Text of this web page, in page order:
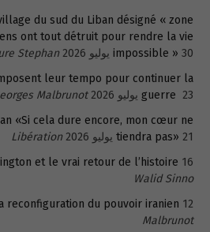
du sud du Liban désigné « zone
ont tout détruit pour rendre la vie
impossible » 30 يوليو 2026
Stephan
leur tempo pour continuer la
guerre 23 يوليو 2026
Malbrunot
«Si cela dure encore, mon cœur ne
tiendra pas» 21 يوليو 2026
Libération
et le vrai retour de l’histoire 16 يوليو 2026
Walid Sinno
reconfiguration du pouvoir iranien 12 يوليو 2026
Malbrunot